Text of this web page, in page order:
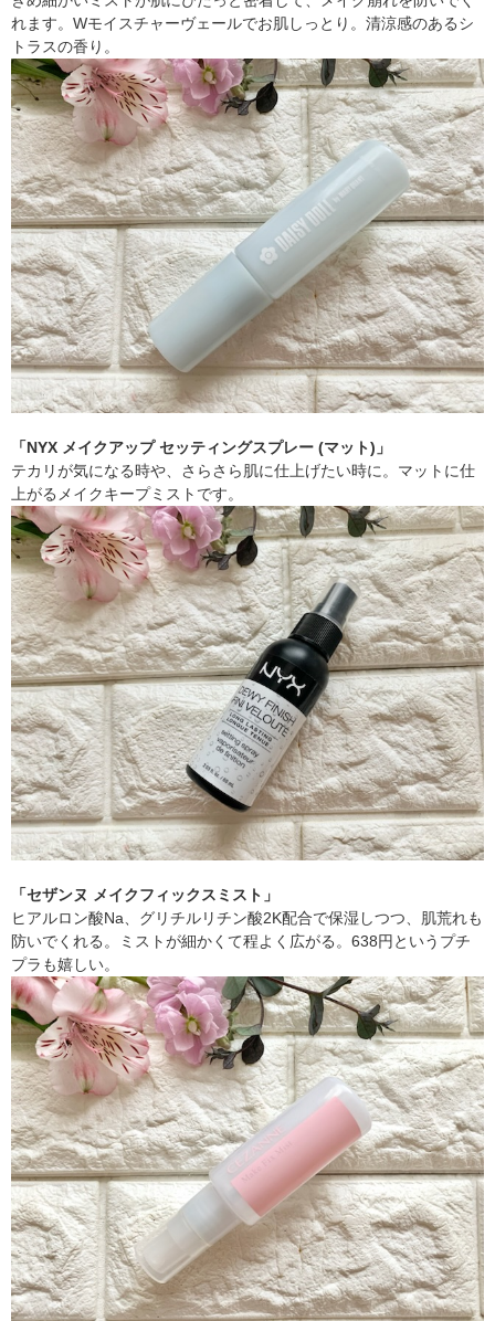
れます。Wモイスチャーヴェールでお肌しっとり。清涼感のあるシ
トラスの香り。
「NYX メイクアップ セッティングスプレー (マット)」
テカリが気になる時や、さらさら肌に仕上げたい時に。マットに仕
上がるメイクキープミストです。
「セザンヌ メイクフィックスミスト」
ヒアルロン酸Na、グリチルリチン酸2K配合で保湿しつつ、肌荒れも
防いでくれる。ミストが細かくて程よく広がる。638円というプチ
プラも嬉しい。